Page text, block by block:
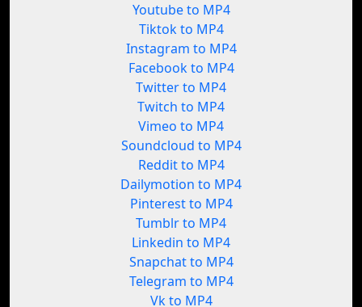
Youtube to MP4
Tiktok to MP4
Instagram to MP4
Facebook to MP4
Twitter to MP4
Twitch to MP4
Vimeo to MP4
Soundcloud to MP4
Reddit to MP4
Dailymotion to MP4
Pinterest to MP4
Tumblr to MP4
Linkedin to MP4
Snapchat to MP4
Telegram to MP4
Vk to MP4